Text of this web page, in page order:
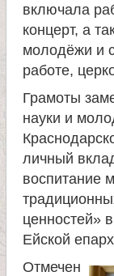
н
и
к
а
и
ц
включала
концерт, а
молодёжи и
работе,
Грамоты
науки и
личный
воспитание
ценностей»
Ейской
Отмечен